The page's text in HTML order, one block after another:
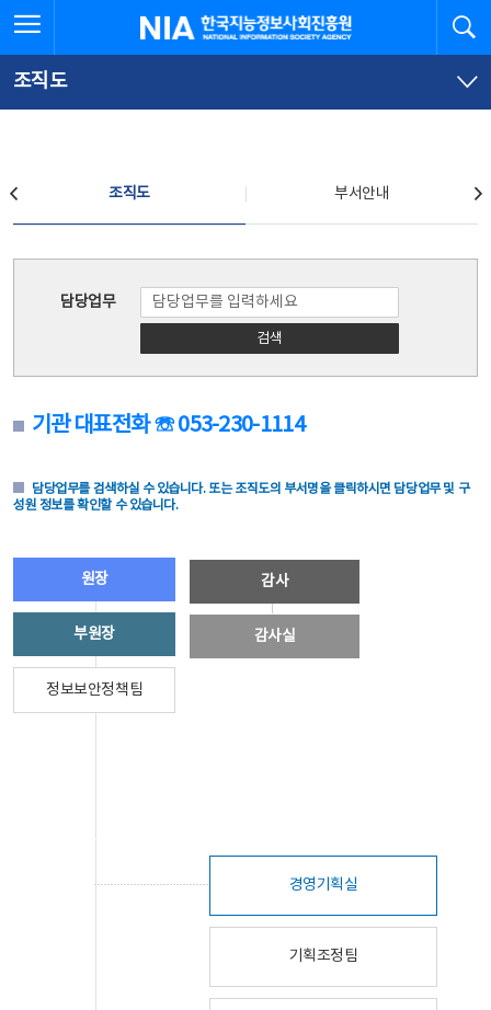
문
로
가
체
뉴
바
가
한국지능정보사회진흥원
조직도
조직도 부서안내
담당업무
검색
기관 대표전화 ☏ 053-230-1114
담당업무를 검색하실 수 있습니다. 또는 조직도의 부서명을 클릭하시면 담당업무 및 구
성원 정보를 확인할 수 있습니다.
원장
부원장
정보보안정책팀
감사
감사실
경영기획실
기획조정팀